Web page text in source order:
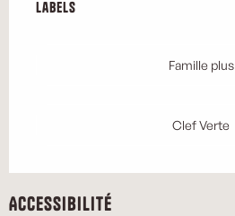
Labels
Labels
Famille plus
Clef Verte
Accessibilité